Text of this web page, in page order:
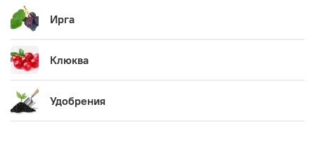
Ирга
Клюква
Удобрения